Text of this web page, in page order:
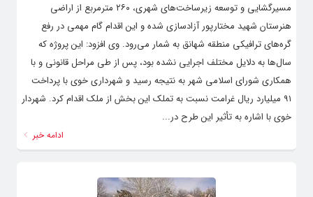
مسیرگشایی و توسعه زیرساخت‌های شهری، ۲۶۰ مترمربع از اراضی
هنرستان شهید مختارپور آزادسازی شده و این اقدام گام مهمی در رفع
گره‌های ترافیکی منطقه شهانق به شمار می‌رود. وی افزود: این پروژه که
سال‌ها به دلایل مختلف اجرایی نشده بود، پس از طی مراحل قانونی و با
همکاری شورای اسلامی شهر به نتیجه رسید و شهرداری خوی با پرداخت
۹۱ میلیارد ریال غرامت نسبت به تملک این بخش از ملک اقدام کرد. شهردار
خوی با اشاره به تأثیر این طرح در...
ادامه خبر